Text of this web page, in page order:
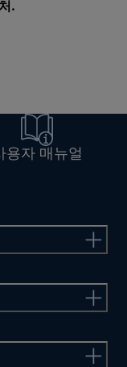
.
용자 매뉴얼